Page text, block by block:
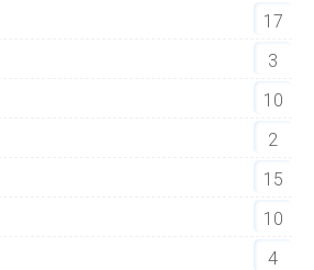
17
3
10
2
15
10
4